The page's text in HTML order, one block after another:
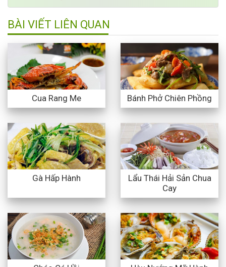
BÀI VIẾT LIÊN QUAN
Cua Rang Me Bánh Phở Chiên Phồng
Gà Hấp Hành
Lẩu Thái Hải Sản Chua
Cay